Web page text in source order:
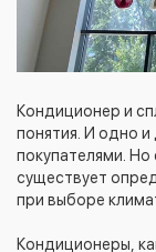
Кондиционер и
понятия. И одно
покупателями.
существует
при выборе
Кондиционеры,